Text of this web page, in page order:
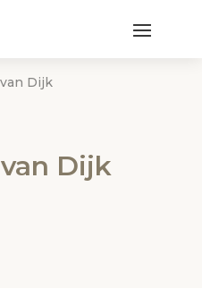
Dijk
Dijk